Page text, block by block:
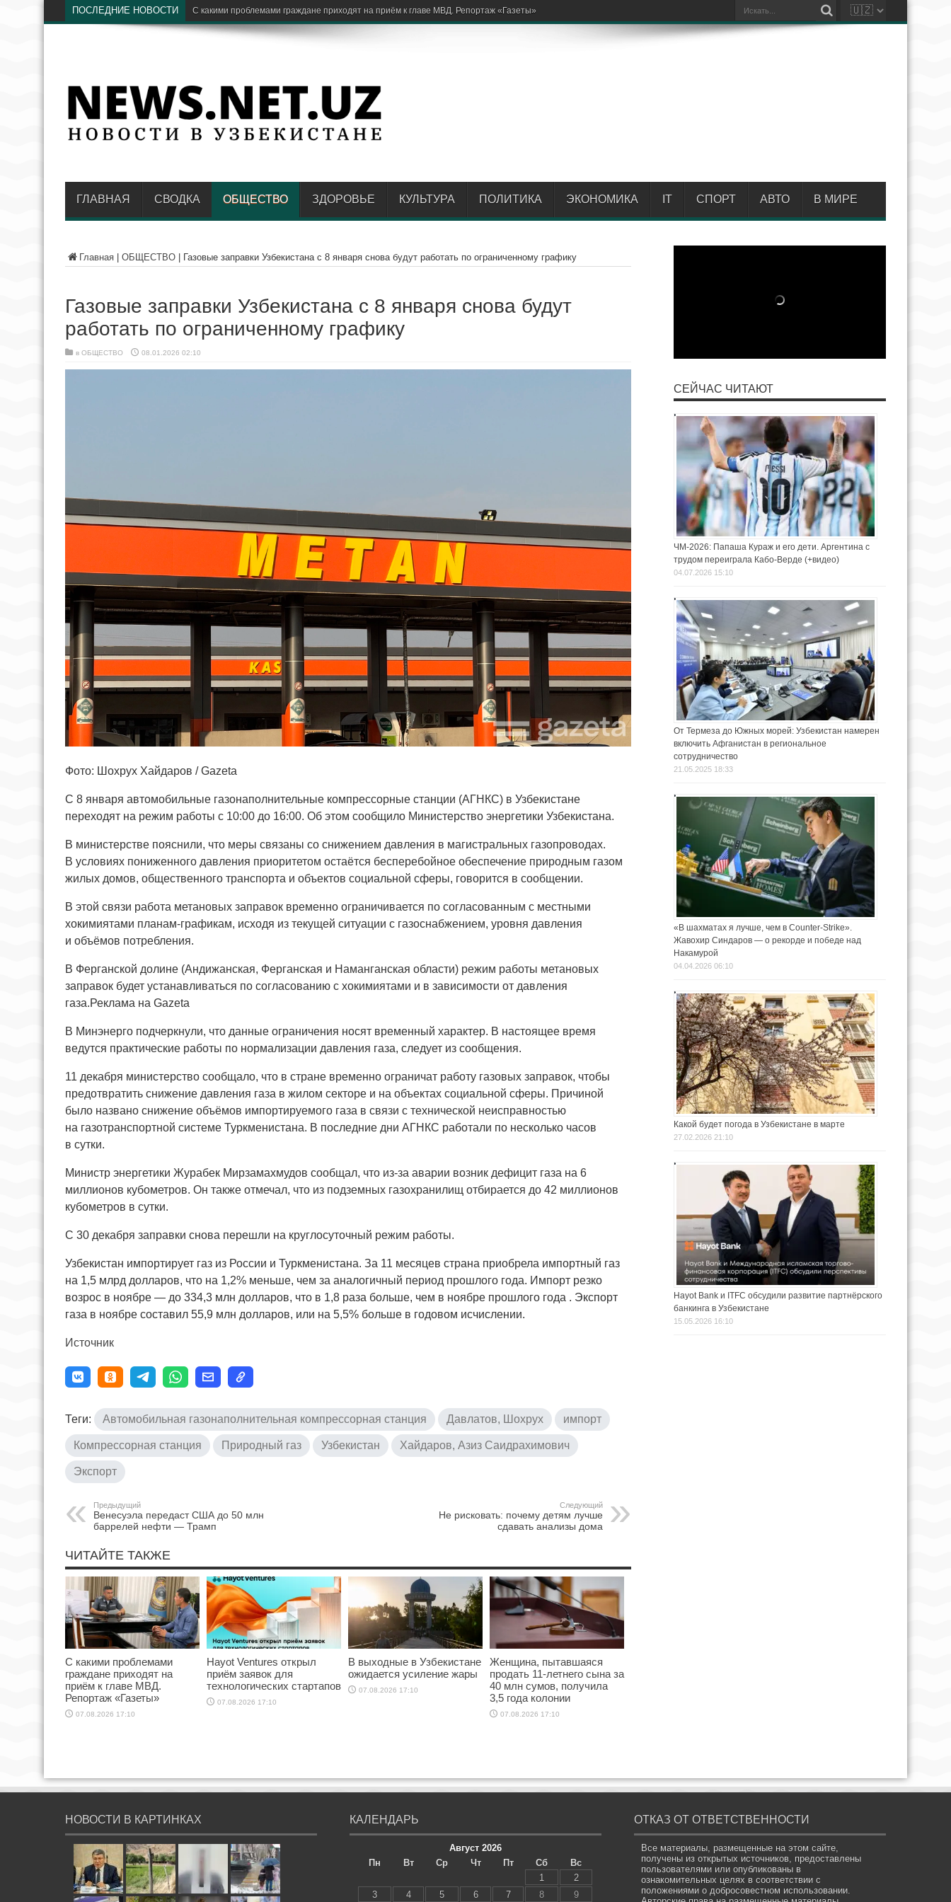
ПОСЛЕДНИЕ НОВОСТИ Hayot
ГЛАВНАЯ СВОДКА ОБЩЕСТВО ЗДОРОВЬЕ КУЛЬТУРА ПОЛИТИКА ЭКОНОМИКА IT СПОРТ АВТО В МИРЕ
Главная ОБЩЕСТВО Газовые заправки Узбекистана с 8 января снова будут работать по ограниченному графику
Газовые заправки Узбекистана с 8 января снова будут
работать по ограниченному графику
в ОБЩЕСТВО 08.01.2026 02:10
Фото: Шохрух Хайдаров / Gazeta
С 8 января автомобильные газонаполнительные компрессорные станции (АГНКС) в Узбекистане
переходят на режим работы с 10:00 до 16:00. Об этом сообщило Министерство энергетики Узбекистана.
В министерстве пояснили, что меры связаны со снижением давления в магистральных газопроводах.
В условиях пониженного давления приоритетом остаётся бесперебойное обеспечение природным газом
жилых домов, общественного транспорта и объектов социальной сферы, говорится в сообщении.
В этой связи работа метановых заправок временно ограничивается по согласованным с местными
хокимиятами планам-графикам, исходя из текущей ситуации с газоснабжением, уровня давления
и объёмов потребления.
В Ферганской долине (Андижанская, Ферганская и Наманганская области) режим работы метановых
заправок будет устанавливаться по согласованию с хокимиятами и в зависимости от давления
газа.Реклама на Gazeta
В Минэнерго подчеркнули, что данные ограничения носят временный характер. В настоящее время
ведутся практические работы по нормализации давления газа, следует из сообщения.
11 декабря министерство сообщало, что в стране временно ограничат работу газовых заправок, чтобы
предотвратить снижение давления газа в жилом секторе и на объектах социальной сферы. Причиной
было названо снижение объёмов импортируемого газа в связи с технической неисправностью
на газотранспортной системе Туркменистана. В последние дни АГНКС работали по несколько часов
в сутки.
Министр энергетики Журабек Мирзамахмудов сообщал, что из-за аварии возник дефицит газа на 6
миллионов кубометров. Он также отмечал, что из подземных газохранилищ отбирается до 42 миллионов
кубометров в сутки.
С 30 декабря заправки снова перешли на круглосуточный режим работы.
Узбекистан импортирует газ из России и Туркменистана. За 11 месяцев страна приобрела импортный газ
на 1,5 млрд долларов, что на 1,2% меньше, чем за аналогичный период прошлого года. Импорт резко
возрос в ноябре — до 334,3 млн долларов, что в 1,8 раза больше, чем в ноябре прошлого года . Экспорт
газа в ноябре составил 55,9 млн долларов, или на 5,5% больше в годовом исчислении.
Источник
Теги: Автомобильная газонаполнительная компрессорная станция Давлатов, Шохрух импорт
Компрессорная станция Природный газ Узбекистан Хайдаров, Азиз Саидрахимович
Экспорт
Предыдущий
Венесуэла передаст США до 50 млн
баррелей нефти — Трамп
Следующий
Не рисковать: почему детям лучше
сдавать анализы дома
ЧИТАЙТЕ ТАКЖЕ
С какими проблемами
граждане приходят на
приём к главе МВД.
Репортаж «Газеты»
07.08.2026 17:10
Hayot Ventures открыл
приём заявок для
технологических стартапов
07.08.2026 17:10
В выходные в Узбекистане
ожидается усиление жары
07.08.2026 17:10
Женщина, пытавшаяся
продать 11-летнего сына за
40 млн сумов, получила
3,5 года колонии
07.08.2026 17:10
СЕЙЧАС ЧИТАЮТ
ЧМ-2026: Папаша Кураж и его дети. Аргентина с
трудом переиграла Кабо-Верде (+видео)
04.07.2026 15:10
От Термеза до Южных морей: Узбекистан намерен
включить Афганистан в региональное
сотрудничество
21.05.2025 18:33
«В шахматах я лучше, чем в Counter-Strike».
Жавохир Синдаров — о рекорде и победе над
Накамурой
04.04.2026 06:10
Какой будет погода в Узбекистане в марте
27.02.2026 21:10
Hayot Bank и ITFC обсудили развитие партнёрского
банкинга в Узбекистане
15.05.2026 16:10
НОВОСТИ В КАРТИНКАХ КАЛЕНДАРЬ
Август 2026
Пн
Вт Ср Чт Пт Сб
Вс
1
2
3
4 5 6 7 8 9
ОТКАЗ ОТ ОТВЕТСТВЕННОСТИ
Все материалы, размещенные на этом сайте,
получены из открытых источников, предоставлены
пользователями или опубликованы в
ознакомительных целях в соответствии с
положениями о добросовестном использовании.